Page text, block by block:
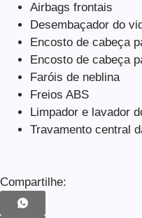
Airbags frontais
Desembaçador do
Encosto de cabeça
Encosto de cabeça
Faróis de neblina
Freios ABS
Limpador e lavador
Travamento central
Compartilhe: